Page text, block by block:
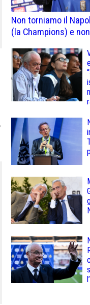
Non torniamo il
(la Champions) e